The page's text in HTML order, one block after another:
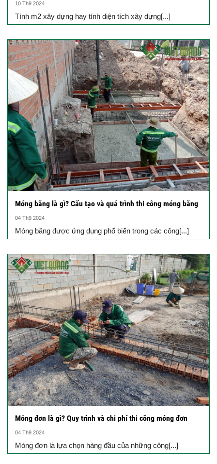
10 Th9 2024
Tính m2 xây dựng hay tính diện tích xây dựng[...]
Móng băng là gì? Cấu tạo và quá trình thi công móng băng
04 Th9 2024
Móng băng được ứng dụng phổ biến trong các công[...]
Móng đơn là gì? Quy trình và chi phí thi công móng đơn
04 Th9 2024
Móng đơn là lựa chọn hàng đầu của những công[...]